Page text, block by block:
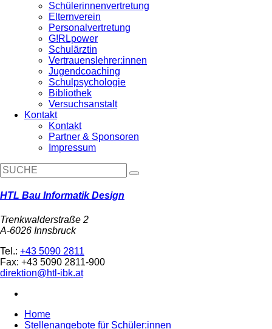
Schülerinnenvertretung
Elternverein
Personalvertretung
G!RLpower
Schulärztin
Vertrauenslehrer:innen
Jugendcoaching
Schulpsychologie
Bibliothek
Versuchsanstalt
Kontakt
Kontakt
Partner & Sponsoren
Impressum
HTL Bau Informatik Design
Trenkwalderstraße 2
A-6026 Innsbruck
Tel.: +43 5090 2811
Fax: +43 5090 2811-900
direktion@htl-ibk.at
Home
Stellenangebote für Schüler:innen